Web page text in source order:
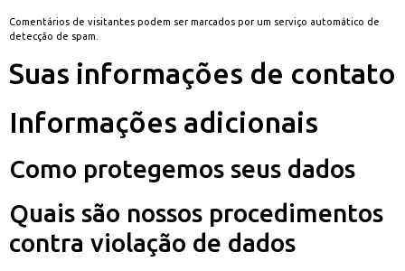
Comentários de visitantes podem ser marcados por um serviço automático de
detecção de spam.
Suas informações de contato
Informações adicionais
Como protegemos seus dados
Quais são nossos procedimentos
contra violação de dados